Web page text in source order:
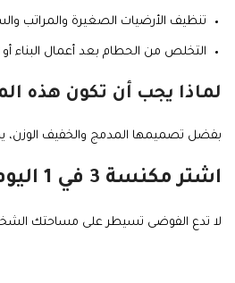
تنظيف الأرضيات الصغيرة والمراتب
التخلص من الحطام بعد أعمال البناء
لماذا يجب أن تكون هذه
بفضل تصميمها المدمج والخفيف الوزن،
اشتر مكنسة 3 في 1 اليوم واستمتع بنظافة لا تنتهي
لا تدع الفوضى تسيطر على مساحتك